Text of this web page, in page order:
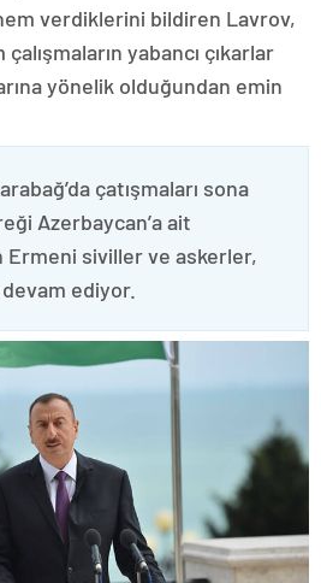
verdiklerini bildiren Lavrov,
yabancı çıkarlar
yönelik olduğundan emin
çatışmaları sona
Azerbaycan’a ait
siviller ve askerler,
ediyor.